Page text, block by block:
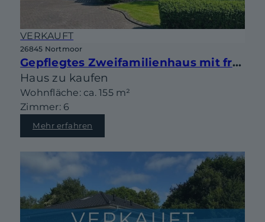
VERKAUFT
26845 Nortmoor
Gepflegtes Zweifamilienhaus mit freiem Feldblick
Haus zu kaufen
Wohnfläche: ca. 155 m²
Zimmer: 6
Mehr erfahren